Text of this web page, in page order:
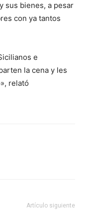
sus bienes, a pesar
con ya tantos
e
la cena y les
relató
Artículo siguiente